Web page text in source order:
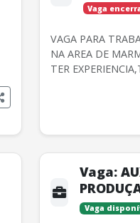
Vaga
VAGA PARA
NA AREA DE
TER
Vaga:
Vaga